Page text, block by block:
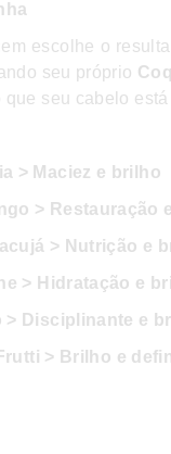
escolhe o
seu próprio
que seu cabelo
> Maciez e brilho
> Restauração
> Nutrição e
> Hidratação e
> Disciplinante e
> Brilho e